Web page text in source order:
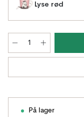
Lyse rød
På lager